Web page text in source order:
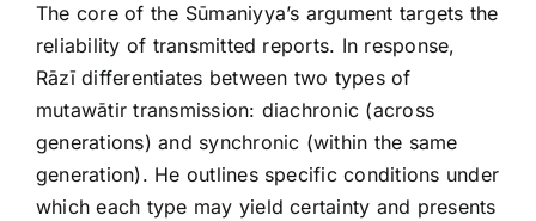
The core of the Sūmaniyya’s argument targets the
reliability of transmitted reports. In response,
Rāzī differentiates between two types of
mutawātir transmission: diachronic (across
generations) and synchronic (within the same
generation). He outlines specific conditions under
which each type may yield certainty and presents